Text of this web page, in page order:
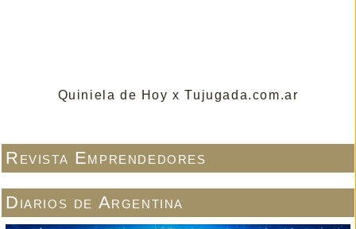
Quiniela de Hoy x Tujugada.com.ar
Revista Emprendedores
Diarios de Argentina